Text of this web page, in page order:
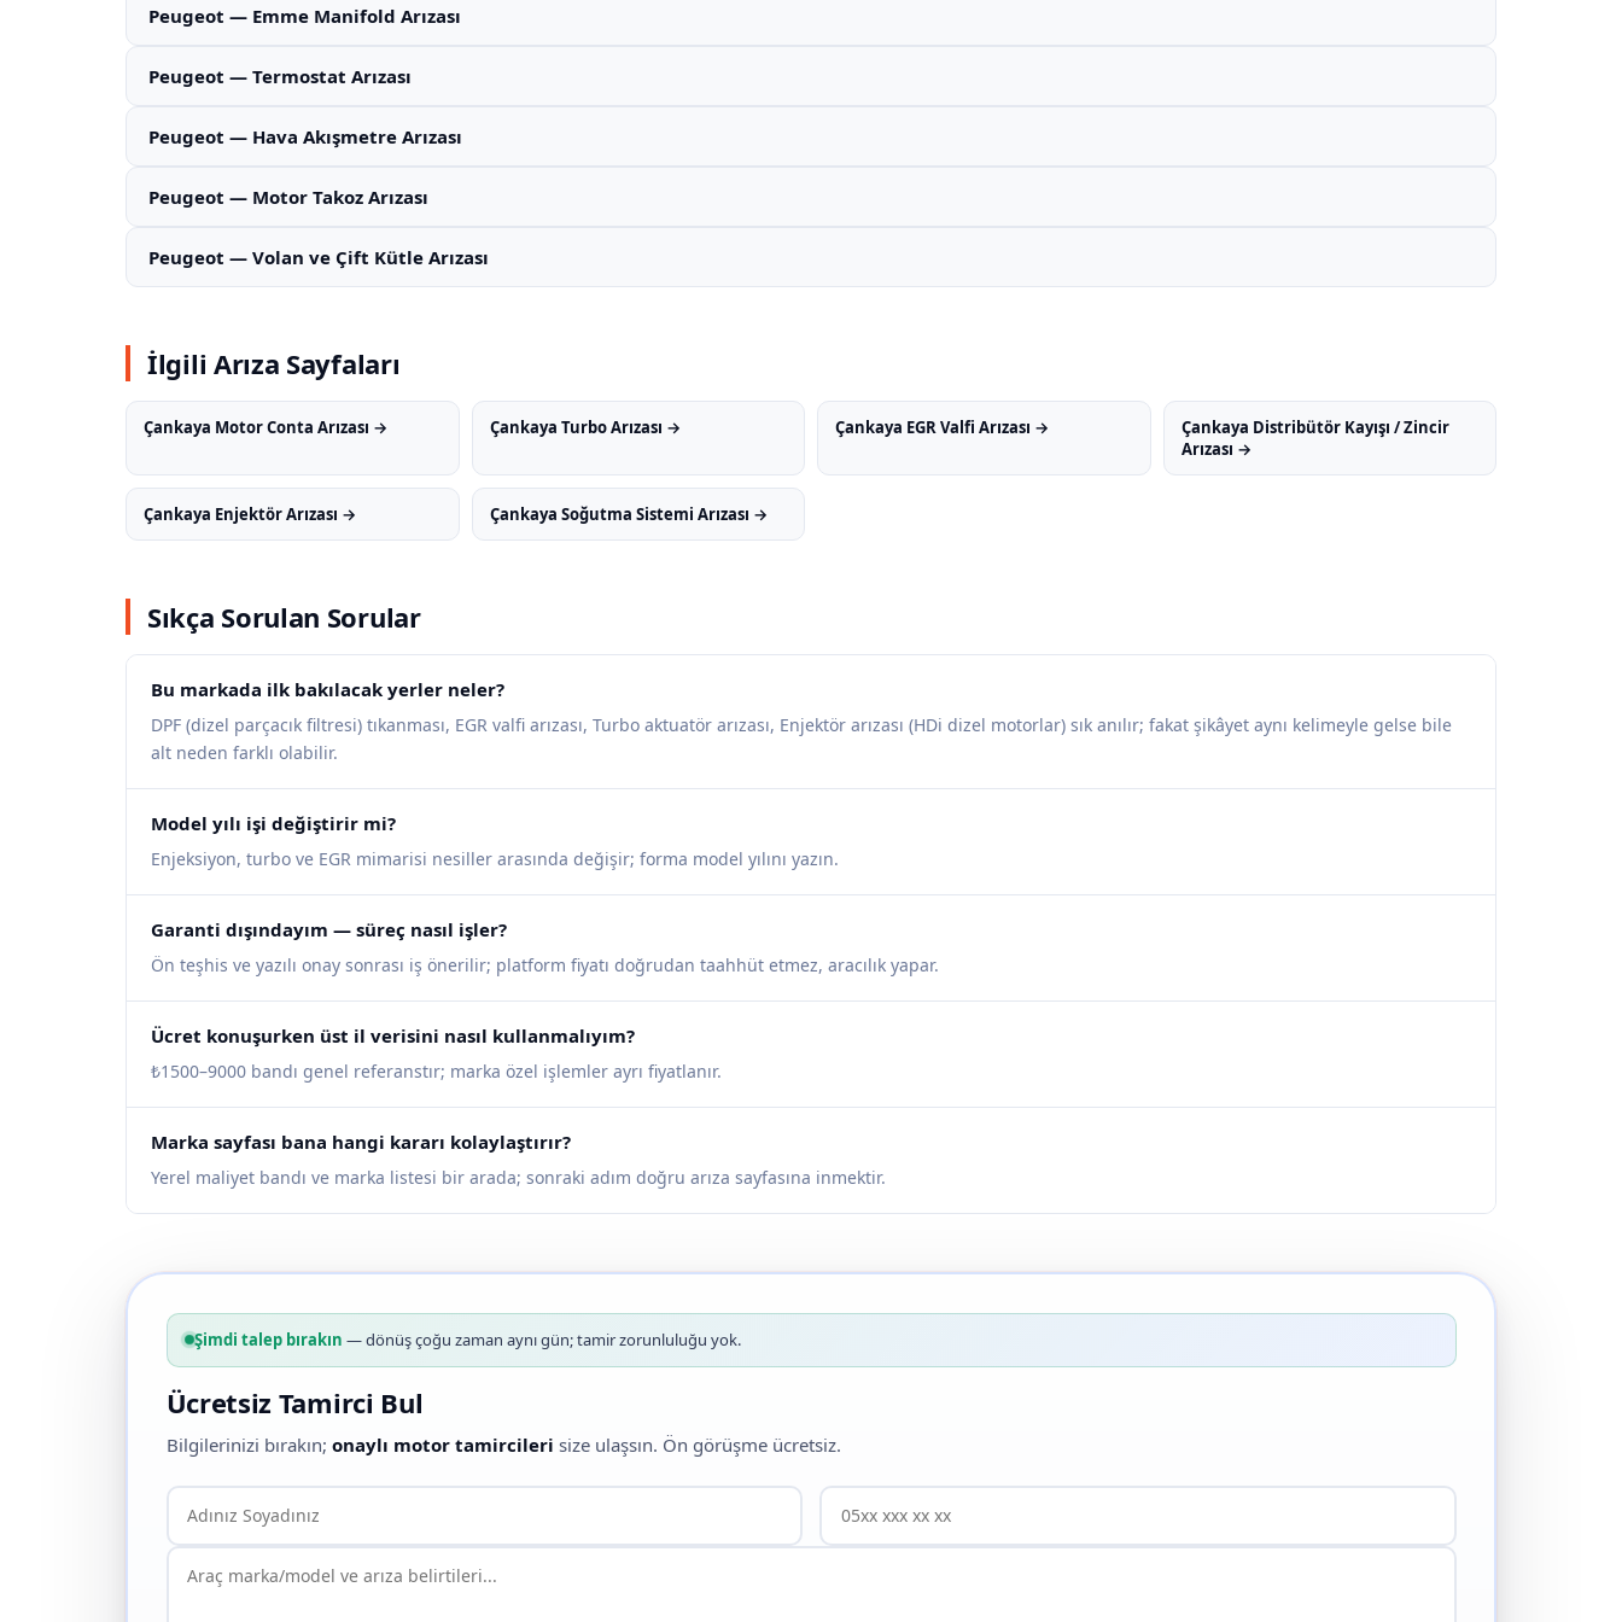
Peugeot — Emme Manifold Arızası
Peugeot — Termostat Arızası
Peugeot — Hava Akışmetre Arızası
Peugeot — Motor Takoz Arızası
Peugeot — Volan ve Çift Kütle Arızası
İlgili Arıza Sayfaları
Çankaya Motor Conta Arızası → Çankaya Turbo Arızası → Çankaya EGR Valfi Arızası →
Çankaya Distribütör Kayışı / Zincir
Arızası →
Çankaya Enjektör Arızası → Çankaya Soğutma Sistemi Arızası →
Sıkça Sorulan Sorular
Bu markada ilk bakılacak yerler neler?
DPF (dizel parçacık filtresi) tıkanması, EGR valfi arızası, Turbo aktuatör arızası, Enjektör arızası (HDi dizel motorlar) sık anılır; fakat şikâyet aynı kelimeyle gelse bile
alt neden farklı olabilir.
Model yılı işi değiştirir mi?
Enjeksiyon, turbo ve EGR mimarisi nesiller arasında değişir; forma model yılını yazın.
Garanti dışındayım — süreç nasıl işler?
Ön teşhis ve yazılı onay sonrası iş önerilir; platform fiyatı doğrudan taahhüt etmez, aracılık yapar.
Ücret konuşurken üst il verisini nasıl kullanmalıyım?
₺1500–9000 bandı genel referanstır; marka özel işlemler ayrı fiyatlanır.
Marka sayfası bana hangi kararı kolaylaştırır?
Yerel maliyet bandı ve marka listesi bir arada; sonraki adım doğru arıza sayfasına inmektir.
Şimdi talep bırakın — dönüş çoğu zaman aynı gün; tamir zorunluluğu yok.
Ücretsiz Tamirci Bul
Bilgilerinizi bırakın; onaylı motor tamircileri size ulaşsın. Ön görüşme ücretsiz.